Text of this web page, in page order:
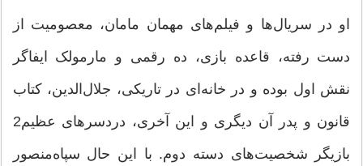
او در سریال‌ها و فیلم‌های مهمان مامان، معصومیت از
دست رفته، قاعده بازی، ده رقمی و مارمولک ایفاگر
نقش اول بوده و در خانه‌ای در تاریکی، جلال‌الدین، کتاب
قانون و پدر آن دیگری و این آخری، دردسرهای عظیم2
بازیگر شخصیت‌های دسته دوم. با این حال سپاه‌منصور